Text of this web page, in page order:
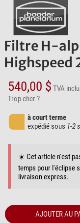
Filtre H-
Highspeed
540,00 $ TVA
Trop cher ?
à court terme
expédié sous 1-2
☀️ Cet article n'est
temps pour l'éclipse
livraison express.
AJOUTER AU